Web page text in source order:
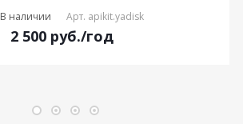
В наличии Арт. apikit.yadisk
2 500 руб./год